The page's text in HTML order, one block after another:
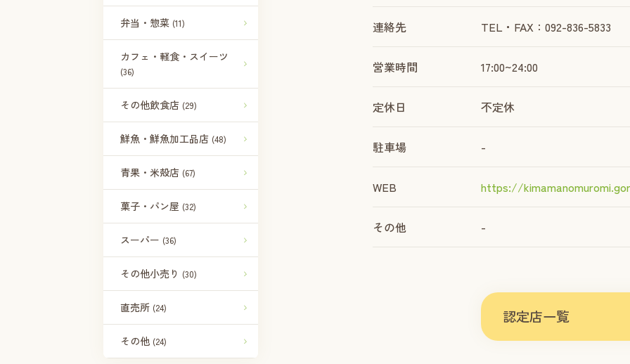
弁当・惣菜 (11)
カフェ・軽食・スイーツ
(36)
その他飲食店 (29)
鮮魚・鮮魚加工品店 (48)
青果・米殻店 (67)
菓子・パン屋 (32)
スーパー (36)
その他小売り (30)
直売所 (24)
その他 (24)
連絡先 TEL・FAX：092-836-5833
営業時間 17:00~24:00
定休日 不定休
駐車場 -
WEB https://
その他 -
認定店一覧